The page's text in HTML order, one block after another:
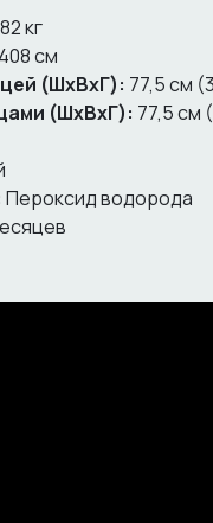
кг
408 см
(ШхВхГ): 77,5 см
(ШхВхГ): 77,5 см
Пероксид водорода